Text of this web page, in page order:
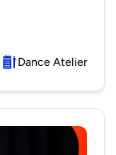
Dance Atelier